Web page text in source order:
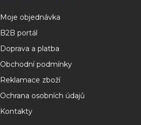
Moje objednávka
B2B portál
Doprava a platba
Obchodní podmínky
Reklamace zboží
Ochrana osobních údajů
Kontakty